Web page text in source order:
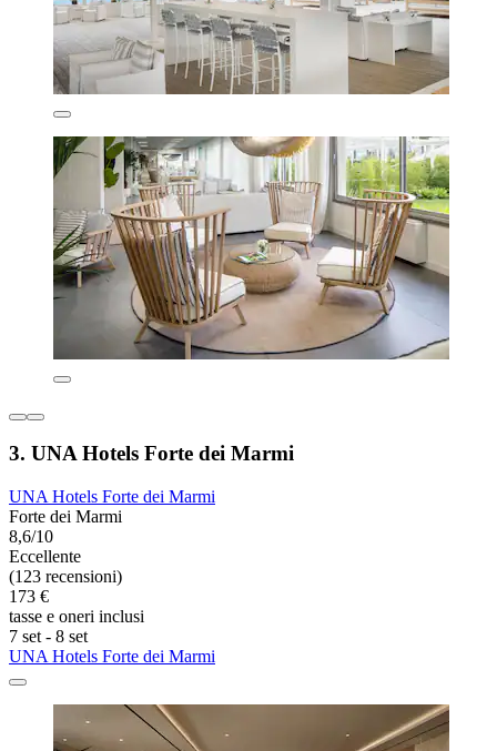
3. UNA Hotels Forte dei Marmi
UNA Hotels Forte dei Marmi
Forte dei Marmi
8,6/10
Eccellente
(123 recensioni)
173 €
tasse e oneri inclusi
7 set - 8 set
UNA Hotels Forte dei Marmi